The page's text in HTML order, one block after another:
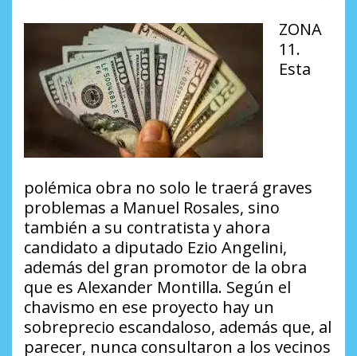
ZONA
11.
Esta
polémica obra no solo le traerá graves
problemas a Manuel Rosales, sino
también a su contratista y ahora
candidato a diputado Ezio Angelini,
además del gran promotor de la obra
que es Alexander Montilla. Según el
chavismo en ese proyecto hay un
sobreprecio escandaloso, además que, al
parecer, nunca consultaron a los vecinos